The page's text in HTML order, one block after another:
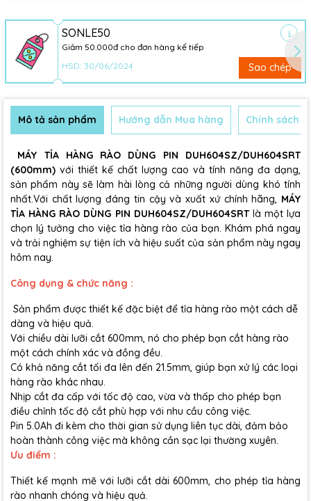
SONLE50
Giảm 50.000đ cho đơn hàng kế tiếp
HSD: 30/06/2024
Sao chép
Mô tả sản phẩm Hướng dẫn Mua hàng Chính sách
MÁY TỈA HÀNG RÀO DÙNG PIN DUH604SZ/DUH604SRT
(600mm) với thiết kế chất lượng cao và tính năng đa dạng,
sản phẩm này sẽ làm hài lòng cả những người dùng khó tính
nhất.Với chất lượng đáng tin cậy và xuất xứ chính hãng, MÁY
TỈA HÀNG RÀO DÙNG PIN DUH604SZ/DUH604SRTlà một lựa
chọn lý tưởng cho việc tỉa hàng rào của bạn. Khám phá ngay
và trải nghiệm sự tiện ích và hiệu suất của sản phẩm này ngay
hôm nay.
Công dụng & chức năng :
Sản phẩm được thiết kế đặc biệt để tỉa hàng rào một cách dễ
dàng và hiệu quả.
Với chiều dài lưỡi cắt 600mm, nó cho phép bạn cắt hàng rào
một cách chính xác và đồng đều.
Có khả năng cắt tối đa lên đến 21.5mm, giúp bạn xử lý các loại
hàng rào khác nhau.
Nhịp cắt đa cấp với tốc độ cao, vừa và thấp cho phép bạn
điều chỉnh tốc độ cắt phù hợp với nhu cầu công việc.
Pin 5.0Ah đi kèm cho thời gian sử dụng liên tục dài, đảm bảo
hoàn thành công việc mà không cần sạc lại thường xuyên.
Ưu điểm :
Thiết kế mạnh mẽ với lưỡi cắt dài 600mm, cho phép tỉa hàng
rào nhanh chóng và hiệu quả.